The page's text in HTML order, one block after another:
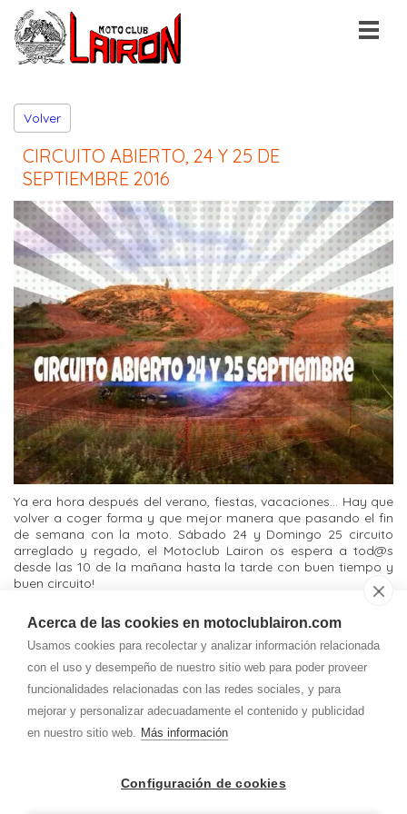
Acerca de las cookies en motoclublairon.com
Usamos cookies para recolectar y analizar información relacionada
con el uso y desempeño de nuestro sitio web para poder proveer
funcionalidades relacionadas con las redes sociales, y para
mejorar y personalizar adecuadamente el contenido y publicidad
en nuestro sitio web. Más información
Configuración de cookies
Volver
CIRCUITO ABIERTO, 24 Y 25 DE
SEPTIEMBRE 2016
Ya era hora después del verano, fiestas, vacaciones... Hay que
volver a coger forma y que mejor manera que pasando el fin
de semana con la moto. Sábado 24 y Domingo 25 circuito
arreglado y regado, el Motoclub Lairon os espera a tod@s
desde las 10 de la mañana hasta la tarde con buen tiempo y
buen circuito!
Contacto
Teléfono
637 540 020
630 881 625
Correo
lairon.motoclub@gmail.com
Dirección